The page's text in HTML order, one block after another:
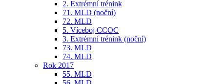
2. Extrémní trénink
71. MLD (noční)
72. MLD
5. Víceboj CCOC
3. Extrémní trénink (noční)
73. MLD
74. MLD
Rok 2017
55. MLD